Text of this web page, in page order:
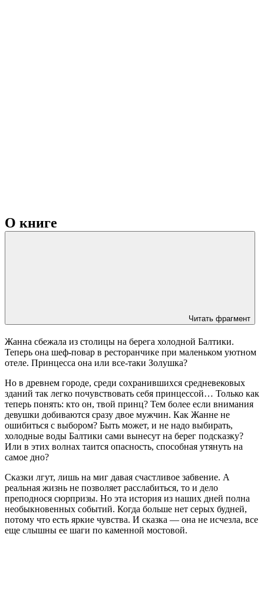
О книге
Читать фрагмент
Жанна сбежала из столицы на берега холодной Балтики.
Теперь она шеф-повар в ресторанчике при маленьком уютном
отеле. Принцесса она или все-таки Золушка?
Но в древнем городе, среди сохранившихся средневековых
зданий так легко почувствовать себя принцессой… Только как
теперь понять: кто он, твой принц? Тем более если внимания
девушки добиваются сразу двое мужчин. Как Жанне не
ошибиться с выбором? Быть может, и не надо выбирать,
холодные воды Балтики сами вынесут на берег подсказку?
Или в этих волнах таится опасность, способная утянуть на
самое дно?
Сказки лгут, лишь на миг давая счастливое забвение. А
реальная жизнь не позволяет расслабиться, то и дело
преподнося сюрпризы. Но эта история из наших дней полна
необыкновенных событий. Когда больше нет серых будней,
потому что есть яркие чувства. И сказка — она не исчезла, все
еще слышны ее шаги по каменной мостовой.